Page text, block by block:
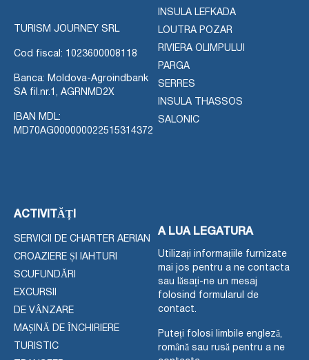
TURISM JOURNEY SRL
Cod fiscal: 1023600008118
Banca: Moldova-Agroindbank
SA fil.nr.1, AGRNMD2X
IBAN MDL:
MD70AG000000022515314372
INSULA LEFKADA
LOUTRA POZAR
RIVIERA OLIMPULUI
PARGA
SERRES
INSULA THASSOS
SALONIC
ACTIVITĂȚI
SERVICII DE CHARTER AERIAN
CROAZIERE ȘI IAHTURI
SCUFUNDĂRI
EXCURSII
DE VÂNZARE
MAȘINĂ DE ÎNCHIRIERE
TURISTIC
A LUA LEGATURA
Utilizați informațiile furnizate
mai jos pentru a ne contacta
sau lăsați-ne un mesaj
folosind formularul de
contact.
Puteți folosi limbile engleză,
română sau rusă pentru a ne